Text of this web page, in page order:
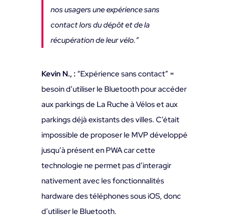
nos usagers une expérience sans
contact lors du dépôt et de la
récupération de leur vélo.”
Kevin N., : “Expérience sans contact” =
besoin d’utiliser le Bluetooth pour accéder
aux parkings de La Ruche à Vélos et aux
parkings déjà existants des villes. C’était
impossible de proposer le MVP développé
jusqu’à présent en PWA car cette
technologie ne permet pas d’interagir
nativement avec les fonctionnalités
hardware des téléphones sous iOS, donc
d’utiliser le Bluetooth.